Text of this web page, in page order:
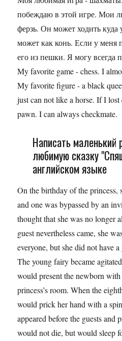
побеждаю в этой игре. Мои
ферзь. Он может ходить куда
может как конь. Если у меня
его из пешки. Я могу всегда
My favorite game - chess. I
My favorite figure - a black
just can not like a horse. If I
pawn. I can always checkmate.
Написать маленький
любимую сказку
английском языке
On the birthday of the princess,
and one was bypassed by an
thought that she was no longer
guest nevertheless came, she
everyone, but she did not have
The young fairy became
would present the newborn
princess’s room. When the
would prick her hand with a
appeared before the guests and
would not die, but would sleep